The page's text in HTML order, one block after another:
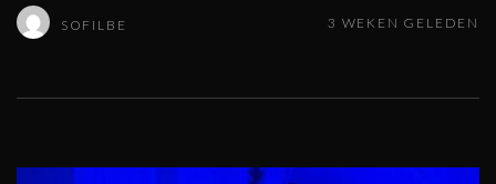
SOFILBE 3 WEKEN GELEDEN